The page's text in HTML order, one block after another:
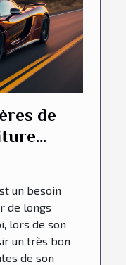
de
un besoin
de longs
lors de son
un très bon
de son